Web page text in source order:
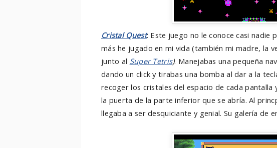
Cristal Quest: Este juego no le conoce casi nadie
más he jugado en mi vida (también mi madre, la
junto al Super Tetris). Manejabas una pequeña
dando un click y tirabas una bomba al dar a la
recoger los cristales del espacio de cada
la puerta de la parte inferior que se abría. Al
llegaba a ser desquiciante y genial. Su galería de